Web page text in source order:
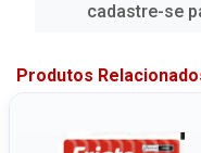
cadastre-se
Produtos